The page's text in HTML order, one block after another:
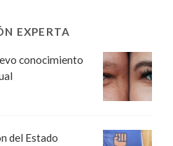
EXPERTA
conocimiento
del Estado